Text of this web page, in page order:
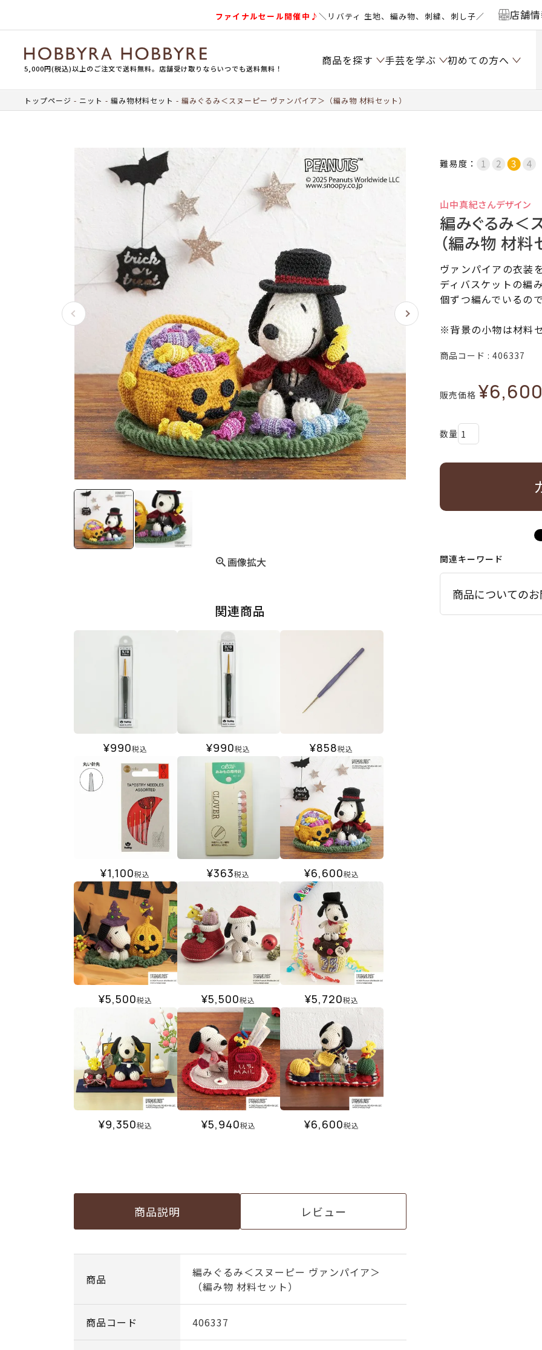
ファイナルセール開催中♪＼リバティ 生地、編み物、刺繍、刺し子／ 店舗
5,000円(税込)以上のご注文で送料無料。店舗受け取りならいつでも送料無料！
商品を探す 手芸を学ぶ 初めての方へ
トップページ ニット 編み物材料セット 編みぐるみ＜スヌーピー ヴァンパイア＞（編み物 材料セット）
画像拡大
関連商品
¥990税込 ¥990税込 ¥858税込
¥1,100税込 ¥363税込 ¥6,600税込
¥5,500税込 ¥5,500税込 ¥5,720税込
¥9,350税込 ¥5,940税込 ¥6,600税込
商品説明 レビュー
商品
編みぐるみ＜スヌーピー ヴァンパイア＞
（編み物 材料セット）
商品コード 406337
難易度：
山中真紀さんデザイン
編みぐるみ＜
（編み物 材料
ヴァンパイアの衣装
ディバスケットの編
個ずつ編んでいるの
※背景の小物は材料
商品コード 406337
販売価格 ¥6,600
関連キーワード
商品についての